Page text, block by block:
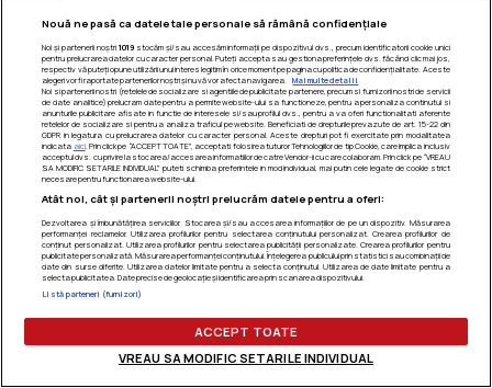
Nouă ne pasă ca datele tale personale să rămână confidențiale
Noi și partenerii noștri 1019stocăm și/sau accesăm informații pe dispozitivul dvs., precum identificatorii cookie unici
pentru prelucrarea datelor cu caracter personal. Puteți accepta sau gestiona preferințele dvs. făcând clic mai jos,
respectiv vă puteți opune utilizării unui interes legitim în orice moment pe pagina cu politica de confidențialitate. Aceste
alegeri vor fi raportate partenerilor noștri și nu vă vor afecta navigarea.
Mai multe detalii
Noi si partenerii nostri (retelele de socializare si agentiile de publicitate partenere, precum si furnizorii nostri de servicii
de date analitice) prelucram date pentru a permite website-ului sa functioneze, pentru a personaliza continutul si
anunturile publicitare afisate in functie de interesele si/sau profilul dvs., pentru a va oferi functionalitati aferente
retelelor de socializare si pentru a analiza traficul pe website. Beneficiati de drepturile prevazute de art. 15-22 din
GDPR in legatura cu prelucrarea datelor cu caracter personal. Aceste drepturi pot fi exercitate prin modalitatea
indicata aici. Prin click pe “ACCEPT TOATE”, acceptati folosirea tuturor Tehnologiilor de tip Cookie, care implica inclusiv
acceptul dvs. cu privire la stocarea/accesarea informatiilor de catre Vendor-ii cu care colaboram. Prin click pe “VREAU
SA MODIFIC SETARILE INDIVIDUAL” puteti schimba preferintele in mod individual, mai putin cele legate de cookie strict
necesare pentru functionarea website-ului.
Atât noi, cât și partenerii noștri prelucrăm datele pentru a oferi:
Dezvoltarea și îmbunătățirea serviciilor. Stocarea și/sau accesarea informațiilor de pe un dispozitiv. Măsurarea
performanței reclamelor. Utilizarea profilurilor pentru selectarea conținutului personalizat. Crearea profilurilor de
conținut personalizat. Utilizarea profilurilor pentru selectarea publicității personalizate. Crearea profilurilor pentru
publicitate personalizată. Măsurarea performanței conținutului. Înțelegerea publicului prin statistici sau combinații de
date din surse diferite. Utilizarea datelor limitate pentru a selecta conținutul. Utilizarea de date limitate pentru a
selecta publicitatea. Date precise de geolocație și identificarea prin scanarea dispozitivului.
Listă parteneri (furnizori)
ACCEPT TOATE
VREAU SA MODIFIC SETARILE INDIVIDUAL